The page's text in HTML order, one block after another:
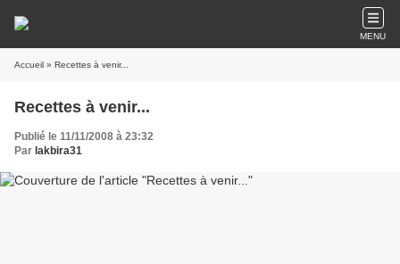
MENU
Accueil » Recettes à venir...
Recettes à venir...
Publié le 11/11/2008 à 23:32
Par lakbira31